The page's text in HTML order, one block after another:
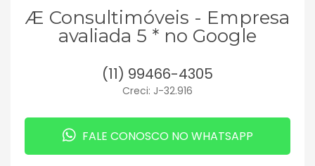
Æ Consultimóveis - Empresa
avaliada 5 * no Google
(11) 99466-4305
Creci: J-32.916
FALE CONOSCO NO WHATSAPP